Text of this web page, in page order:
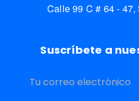
Calle 99 C # 64 -
Suscríbete a